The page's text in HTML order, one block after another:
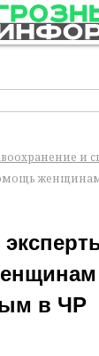
и
в ЧР